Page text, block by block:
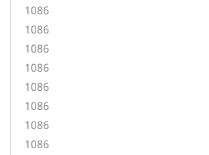
1086
1086
1086
1086
1086
1086
1086
1086